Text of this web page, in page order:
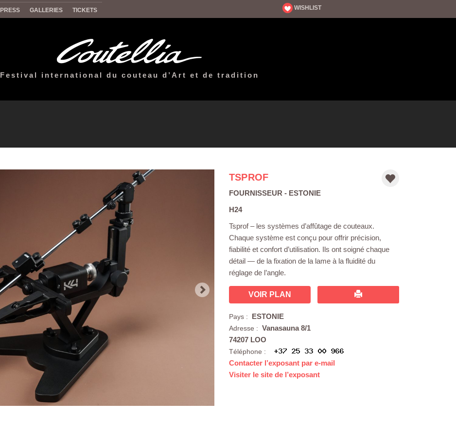
PRESS GALLERIES TICKETS WISHLIST
Festival international du couteau d’Art et de tradition
TSPROF
FOURNISSEUR - ESTONIE
H24
Tsprof – les systèmes d’affûtage de couteaux.
Chaque système est conçu pour offrir précision,
fiabilité et confort d’utilisation. Ils ont soigné chaque
détail — de la fixation de la lame à la fluidité du
réglage de l’angle.
VOIR PLAN
Pays : ESTONIE
Adresse : Vanasauna 8/1
74207 LOO
Téléphone :
Contacter l’exposant par e-mail
Visiter le site de l’exposant